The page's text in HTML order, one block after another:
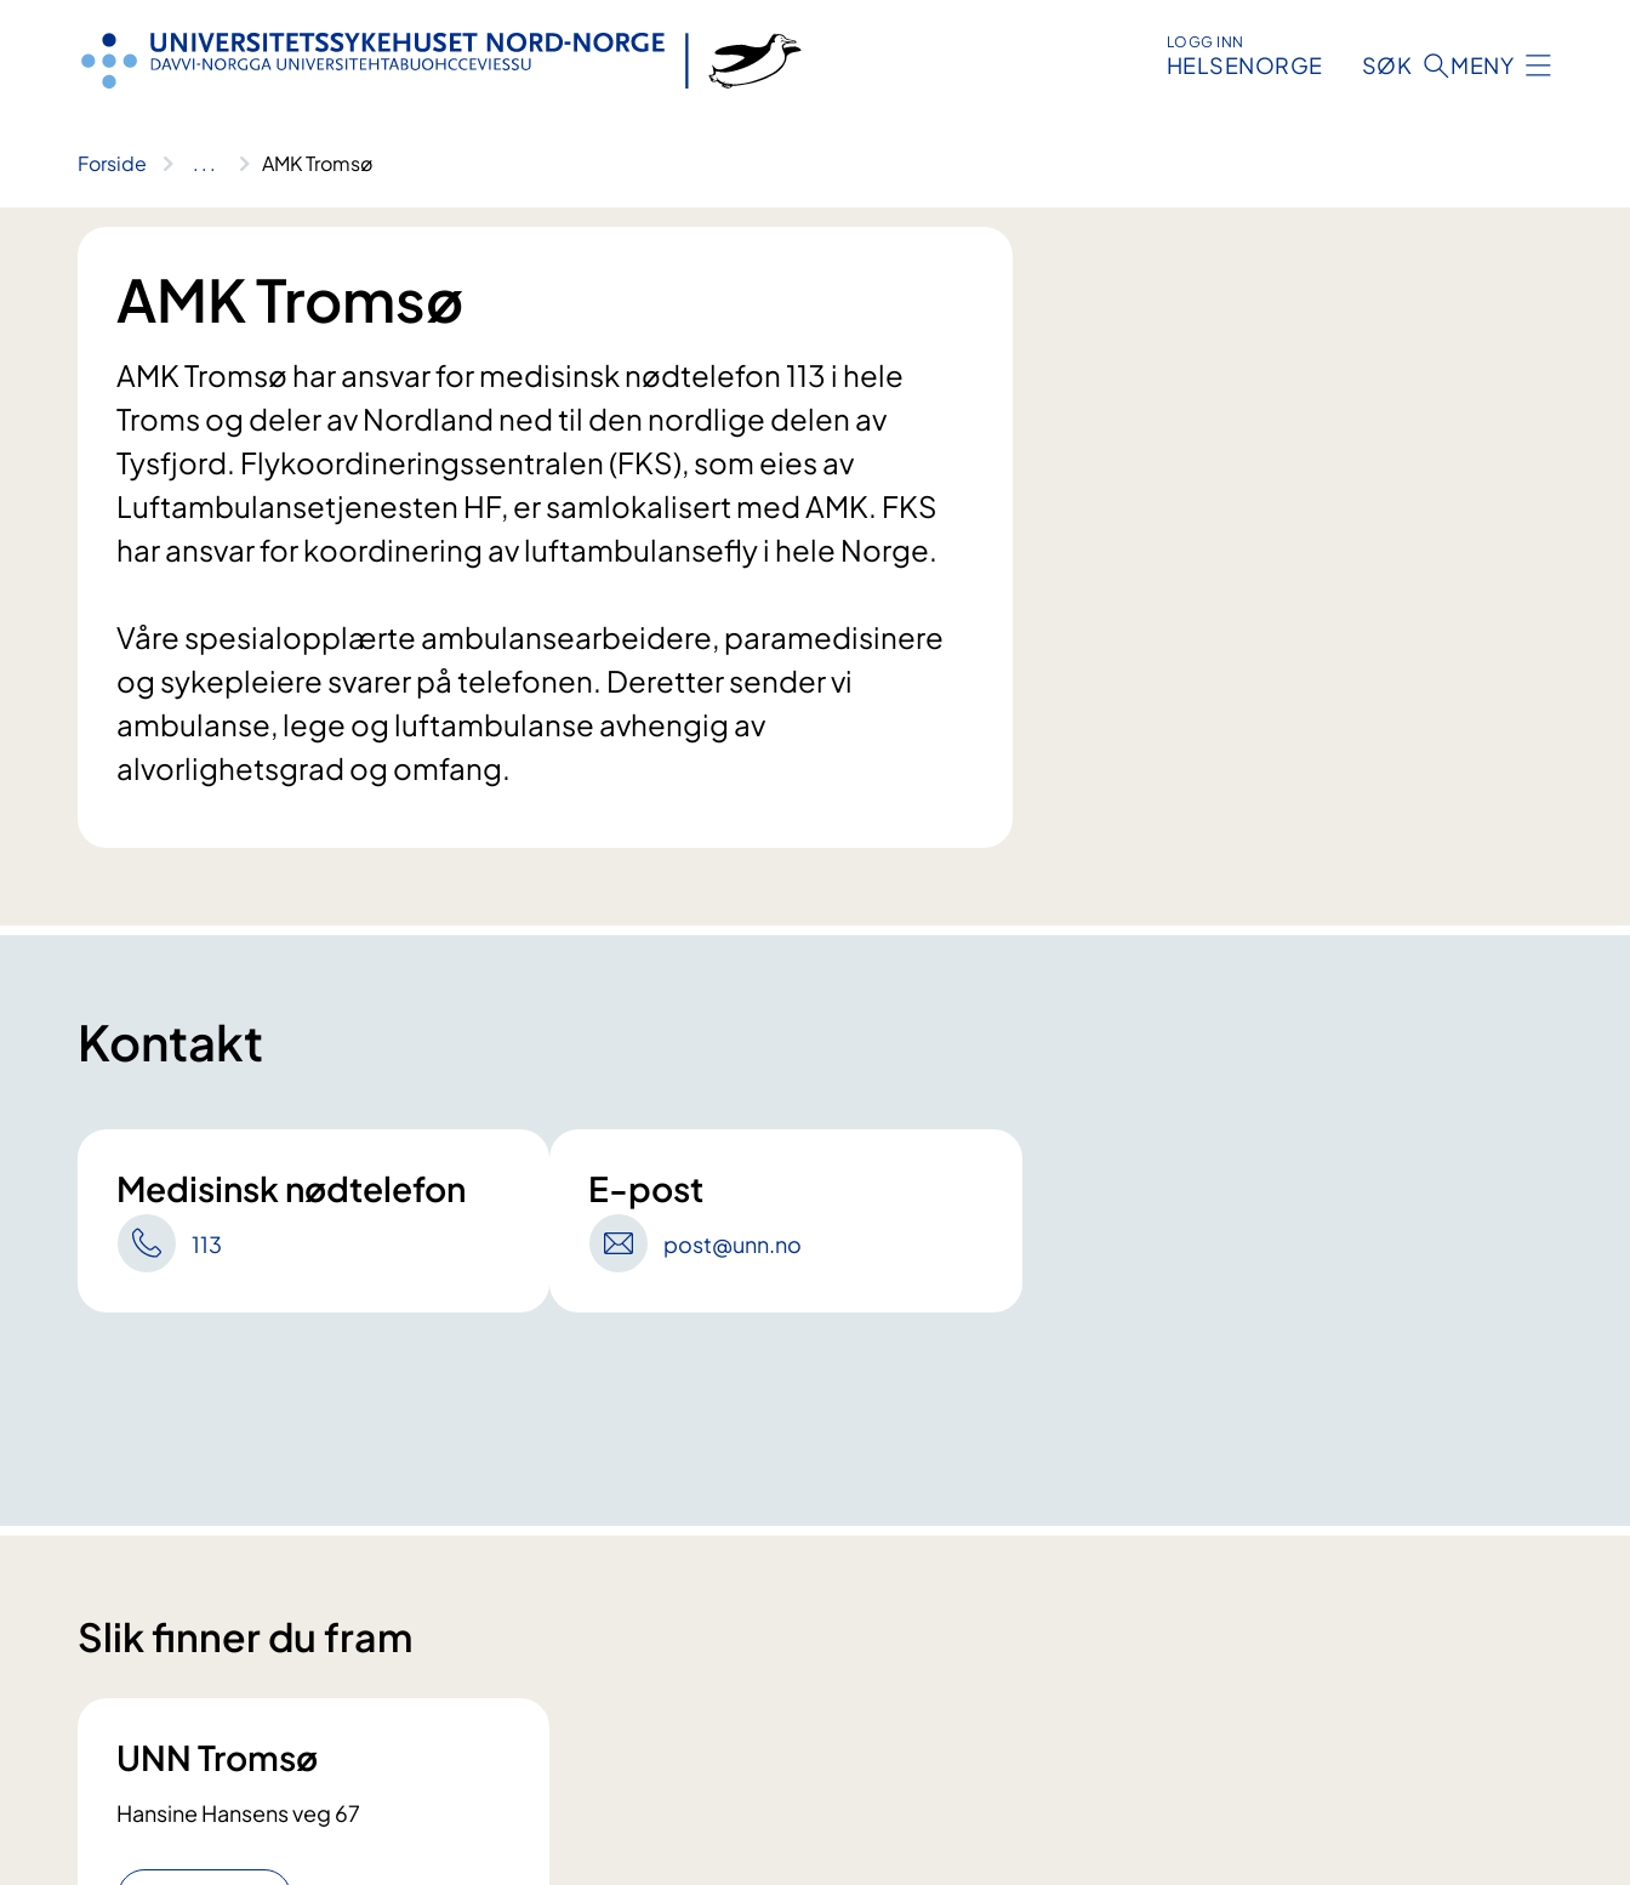
LOGG INN
HELSENORGE SØK MENY
Forside .. . AMK Tromsø
AMK Tromsø
AMK Tromsø har ansvar for medisinsk nødtelefon 113 i hele
Troms og deler av Nordland ned til den nordlige delen av
Tysfjord. Flykoordineringssentralen (FKS), som eies av
Luftambulansetjenesten HF, er samlokalisert med AMK. FKS
har ansvar for koordinering av luftambulansefly i hele Norge.
Våre spesialopplærte ambulansearbeidere, paramedisinere
og sykepleiere svarer på telefonen. Deretter sender vi
ambulanse, lege og luftambulanse avhengig av
alvorlighetsgrad og omfang.
Kontakt
Medisinsk nødtelefon
113
E-post
post@unn.no
Slik finner du fram
UNN Tromsø
Hansine Hansens veg 67